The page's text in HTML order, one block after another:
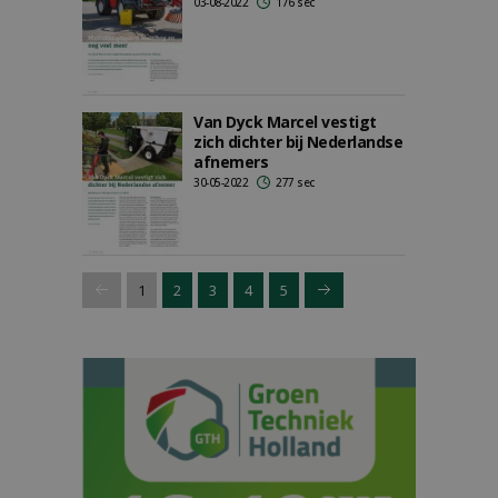
Van Dyck Marcel vestigt
zich dichter bij Nederlandse
afnemers
30-05-2022 277 sec
1 2 3 4 5